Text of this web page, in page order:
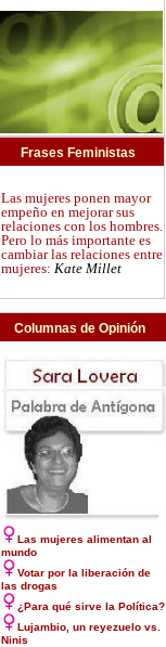
Frases Feministas
Las mujeres ponen mayor
empeño en mejorar sus
relaciones con los hombres.
Pero lo más importante es
cambiar las relaciones entre
mujeres: Kate Millet
Columnas de Opinión
Las mujeres alimentan al
mundo
Votar por la liberación de
las drogas
¿Para qué sirve la Política?
Lujambio, un reyezuelo vs.
Ninis